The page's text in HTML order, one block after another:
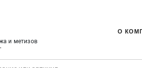
и метизов
О